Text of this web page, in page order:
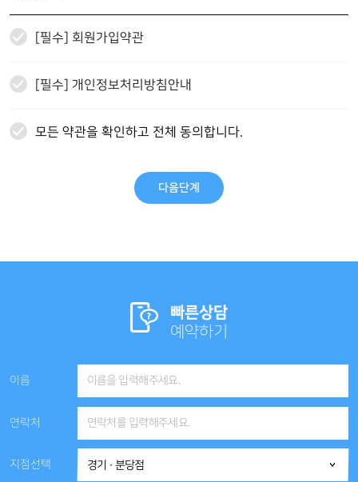
[필수] 회원가입약관
[필수] 개인정보처리방침안내
모든 약관을 확인하고 전체 동의합니다.
빠른상담
예약하기
이름
연락처
지점선택